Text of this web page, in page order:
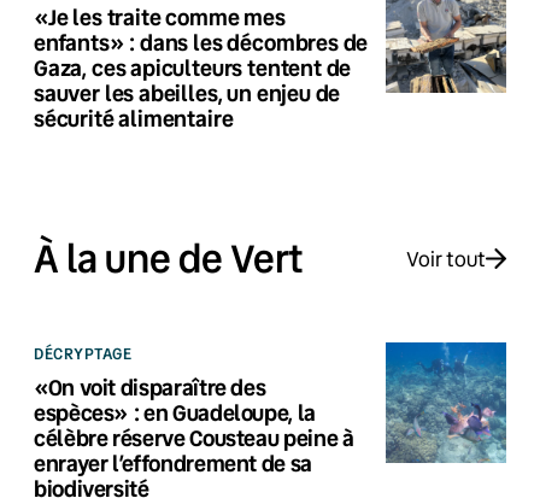
«Je les traite comme mes
enfants» : dans les décombres de
Gaza, ces apiculteurs tentent de
sauver les abeilles, un enjeu de
sécurité alimentaire
À la une de Vert Voir tout
DÉCRYPTAGE
«On voit disparaître des
espèces» : en Guadeloupe, la
célèbre réserve Cousteau peine à
enrayer l’effondrement de sa
biodiversité